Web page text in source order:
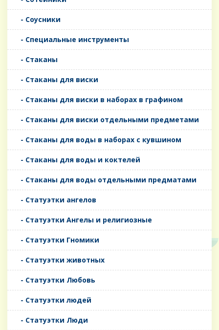
- Соусники
- Специальные инструменты
- Стаканы
- Стаканы для виски
- Стаканы для виски в наборах в графином
- Стаканы для виски отдельными предметами
- Стаканы для воды в наборах с кувшином
- Стаканы для воды и коктелей
- Стаканы для воды отдельными предматами
- Статуэтки ангелов
- Статуэтки Ангелы и религиозные
- Статуэтки Гномики
- Статуэтки животных
- Статуэтки Любовь
- Статуэтки людей
- Статуэтки Люди